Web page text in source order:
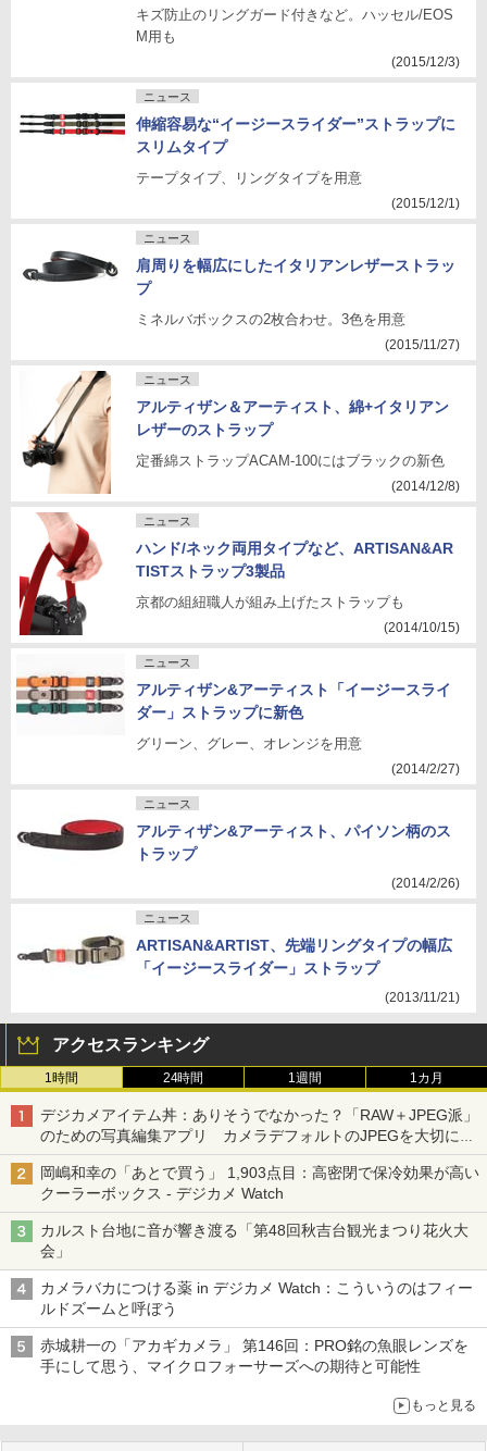
キズ防止のリングガード付きなど。ハッセル/EOS
M用も
(2015/12/3)
ニュース
伸縮容易な“イージースライダー”ストラップに
スリムタイプ
テープタイプ、リングタイプを用意
(2015/12/1)
ニュース
肩周りを幅広にしたイタリアンレザーストラッ
プ
ミネルバボックスの2枚合わせ。3色を用意
(2015/11/27)
ニュース
アルティザン＆アーティスト、綿+イタリアン
レザーのストラップ
定番綿ストラップACAM-100にはブラックの新色
(2014/12/8)
ニュース
ハンド/ネック両用タイプなど、ARTISAN&AR
TISTストラップ3製品
京都の組紐職人が組み上げたストラップも
(2014/10/15)
ニュース
アルティザン&アーティスト「イージースライ
ダー」ストラップに新色
グリーン、グレー、オレンジを用意
(2014/2/27)
ニュース
アルティザン&アーティスト、パイソン柄のス
トラップ
(2014/2/26)
ニュース
ARTISAN&ARTIST、先端リングタイプの幅広
「イージースライダー」ストラップ
(2013/11/21)
アクセスランキング
1時間 24時間 1週間 1カ月
デジカメアイテム丼：ありそうでなかった？「RAW＋JPEG派」
のための写真編集アプリ カメラデフォルトのJPEGを大切にす
る「Filmator」
岡嶋和幸の「あとで買う」 1,903点目：高密閉で保冷効果が高い
クーラーボックス - デジカメ Watch
カルスト台地に音が響き渡る「第48回秋吉台観光まつり花火大
会」
カメラバカにつける薬 in デジカメ Watch：こういうのはフィー
ルドズームと呼ぼう
赤城耕一の「アカギカメラ」 第146回：PRO銘の魚眼レンズを
手にして思う、マイクロフォーサーズへの期待と可能性
もっと見る